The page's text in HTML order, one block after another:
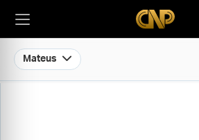
Mateus